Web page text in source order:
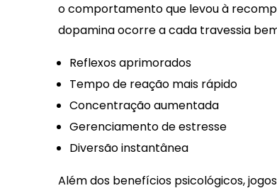
o comportamento que levou à
dopamina ocorre a cada travessia
Reflexos aprimorados
Tempo de reação mais rápido
Concentração aumentada
Gerenciamento de estresse
Diversão instantânea
Além dos benefícios psicológicos,